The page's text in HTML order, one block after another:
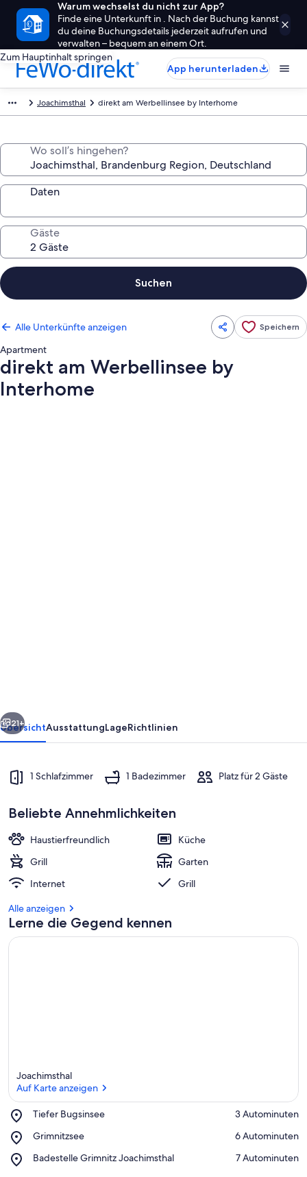
Warum wechselst du nicht zur App?
Finde eine Unterkunft in . Nach der Buchung kannst
du deine Buchungsdetails jederzeit aufrufen und
verwalten – bequem an einem Ort.
Zum Hauptinhalt springen
App herunterladen
Joachimsthal direkt am Werbellinsee by Interhome
Wo soll’s hingehen?
Daten
Gäste
Suchen
Alle Unterkünfte anzeigen Speichern
Apartment
direkt am Werbellinsee by
Interhome
Unterkunftsgelände
Weiter
21+
ÜbersichtAusstattungLageRichtlinien
1 Schlafzimmer 1 Badezimmer Platz für 2 Gäste
Beliebte Annehmlichkeiten
Haustierfreundlich
Küche
Grill
Garten
Internet
Grill
Alle anzeigen
Lerne die Gegend kennen
Joachimsthal
Auf Karte anzeigen
Tiefer Bugsinsee
Place,
Bugsinsee
‪3 Autominuten‬
Grimnitzsee
Place,
‪6 Autominuten‬
Badestelle Grimnitz Joachimsthal
Place,
‪7 Autominuten‬